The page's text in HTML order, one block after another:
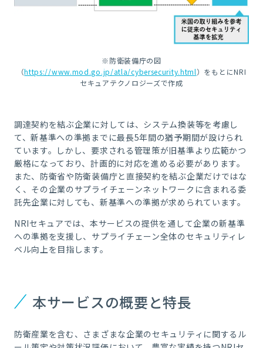
※防衛装備庁の図
（https://www.mod.go.jp/atla/cybersecurity.html）をもとにNRI
セキュアテクノロジーズで作成
調達契約を結ぶ企業に対しては、システム換装等を考慮し
て、新基準への準拠までに最長5年間の猶予期間が設けられ
ています。しかし、要求される管理策が旧基準より広範かつ
厳格になっており、計画的に対応を進める必要があります。
また、防衛省や防衛装備庁と直接契約を結ぶ企業だけではな
く、その企業のサプライチェーンネットワークに含まれる委
託先企業に対しても、新基準への準拠が求められています。
NRIセキュアでは、本サービスの提供を通して企業の新基準
への準拠を支援し、サプライチェーン全体のセキュリティレ
ベル向上を目指します。
本サービスの概要と特長
防衛産業を含む、さまざまな企業のセキュリティに関するル